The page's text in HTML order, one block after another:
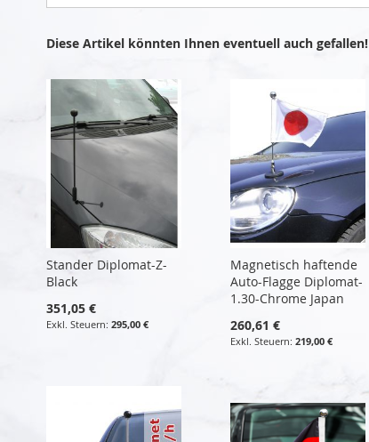
Diese Artikel könnten Ihnen eventuell auch gefallen!
Stander Diplomat-Z-
Black
351,05 €
295,00 €
Magnetisch haftende
Auto-Flagge Diplomat-
1.30-Chrome Japan
260,61 €
219,00 €